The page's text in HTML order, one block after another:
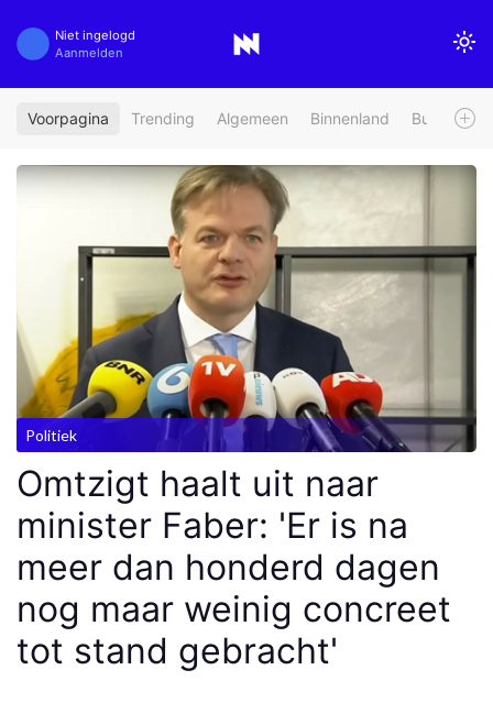
Niet ingelogd
Aanmelden
Voorpagina Trending Algemeen Binnenland Buitenland
Politiek
Omtzigt haalt uit naar
minister Faber: 'Er is na
meer dan honderd dagen
nog maar weinig concreet
tot stand gebracht'